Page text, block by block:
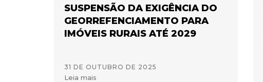
SUSPENSÃO DA EXIGÊNCIA DO
GEORREFENCIAMENTO PARA
IMÓVEIS RURAIS ATÉ 2029
31 DE OUTUBRO DE 2025
Leia mais